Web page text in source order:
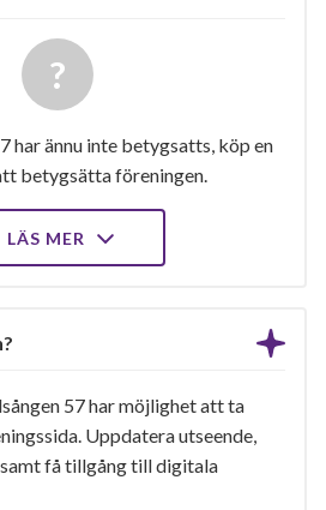
har ännu inte betygsatts, köp en
betygsätta föreningen.
LÄS MER
57 har möjlighet att ta
Uppdatera utseende,
få tillgång till digitala